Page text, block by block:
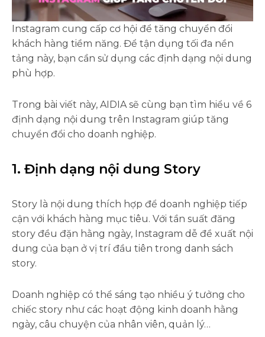
Instagram cung cấp cơ hội để tăng chuyển đổi
khách hàng tiềm năng. Để tận dụng tối đa nền
tảng này, bạn cần sử dụng các định dạng nội dung
phù hợp.
Trong bài viết này, AIDIA sẽ cùng bạn tìm hiểu về 6
định dạng nội dung trên Instagram giúp tăng
chuyển đổi cho doanh nghiệp.
1. Định dạng nội dung Story
Story là nội dung thích hợp để doanh nghiệp tiếp
cận với khách hàng mục tiêu. Với tần suất đăng
story đều đặn hằng ngày, Instagram dễ đề xuất nội
dung của bạn ở vị trí đầu tiên trong danh sách
story.
Doanh nghiệp có thể sáng tạo nhiều ý tưởng cho
chiếc story như các hoạt động kinh doanh hằng
ngày, câu chuyện của nhân viên, quản lý…